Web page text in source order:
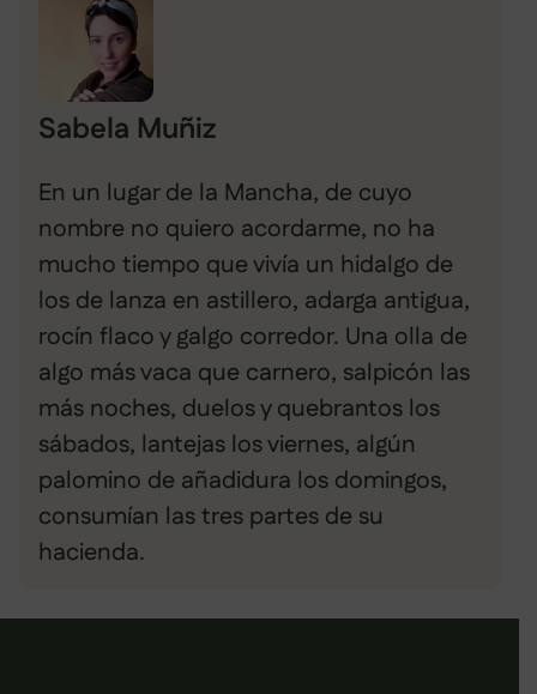
Sabela Muñiz
En un lugar de la Mancha, de cuyo
nombre no quiero acordarme, no ha
mucho tiempo que vivía un hidalgo de
los de lanza en astillero, adarga antigua,
rocín flaco y galgo corredor. Una olla de
algo más vaca que carnero, salpicón las
más noches, duelos y quebrantos los
sábados, lantejas los viernes, algún
palomino de añadidura los domingos,
consumían las tres partes de su
hacienda.